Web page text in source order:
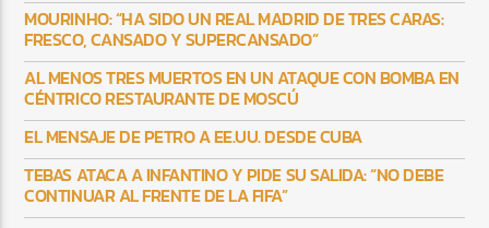
MOURINHO: “HA SIDO UN REAL MADRID DE TRES CARAS:
FRESCO, CANSADO Y SUPERCANSADO”
AL MENOS TRES MUERTOS EN UN ATAQUE CON BOMBA EN
CÉNTRICO RESTAURANTE DE MOSCÚ
EL MENSAJE DE PETRO A EE.UU. DESDE CUBA
TEBAS ATACA A INFANTINO Y PIDE SU SALIDA: “NO DEBE
CONTINUAR AL FRENTE DE LA FIFA”